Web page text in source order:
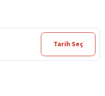
Tarih Seç